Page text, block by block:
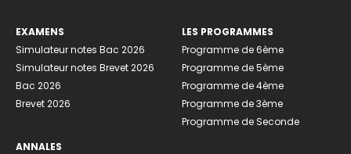
EXAMENS
Simulateur notes Bac 2026
Simulateur notes Brevet 2026
Bac 2026
Brevet 2026
ANNALES
LES PROGRAMMES
Programme de 6ème
Programme de 5ème
Programme de 4ème
Programme de 3ème
Programme de Seconde